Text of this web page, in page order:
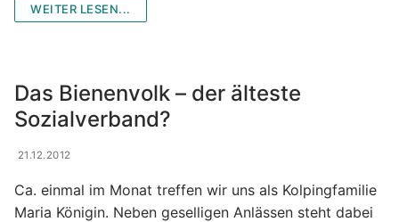
WEITER LESEN...
Das Bienenvolk – der älteste
Sozialverband?
21.12.2012
Ca. einmal im Monat treffen wir uns als Kolpingfamilie
Maria Königin. Neben geselligen Anlässen steht dabei